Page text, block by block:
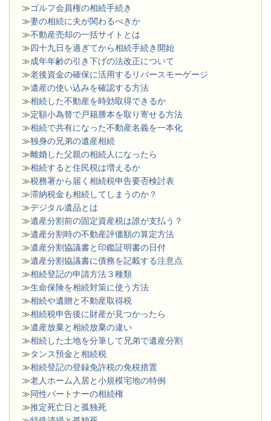
≫ゴルフ会員権の相続手続き
≫妻の相続に夫が関わるべきか
≫不動産売却の一括サイトとは
≫四十九日を過ぎてから相続手続き開始
≫成年年齢の引き下げの法改正について
≫老後資金の確保に活用するリバースモーゲージ
≫遺産の使い込みを確認する方法
≫相続した不動産を時効取得できるか
≫定額小為替で戸籍謄本を取り寄せる方法
≫相続で共有になった不動産名義を一本化
≫独身の兄弟の遺産相続
≫離婚した父親の相続人になったら
≫相続すると住民税は増えるか
≫税務署から届く相続税申告要否検討表
≫滞納税金も相続してしまうのか？
≫デジタル遺品とは
≫遺産分割前の固定資産税は誰が支払う？
≫遺産分割時の不動産評価額の算定方法
≫遺産分割協議書と印鑑証明書の日付
≫遺産分割協議書に債務を記載する注意点
≫相続登記の申請方法３種類
≫生命保険を相続対策に使う方法
≫相続や遺贈と不動産取得税
≫相続税申告後に財産が見つかったら
≫遺産放棄と相続放棄の違い
≫相続した土地を分筆して兄弟で遺産分割
≫タンス預金と相続税
≫相続登記の登録免許税の免税措置
≫老人ホーム入居と小規模宅地の特例
≫同性パートナーの相続権
≫推定死亡日と孤独死